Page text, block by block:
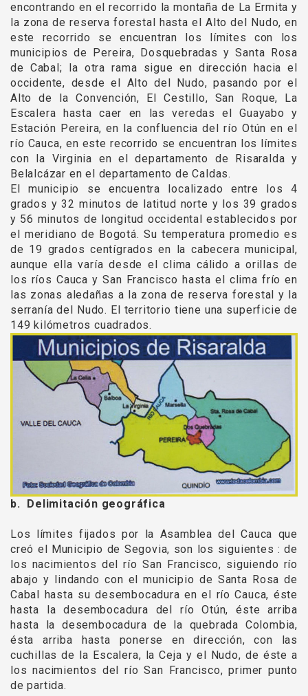
encontrando en el recorrido la montaña de La Ermita y
la zona de reserva forestal hasta el Alto del Nudo, en
este recorrido se encuentran los límites con los
municipios de Pereira, Dosquebradas y Santa Rosa
de Cabal; la otra rama sigue en dirección hacia el
occidente, desde el Alto del Nudo, pasando por el
Alto de la Convención, El Cestillo, San Roque, La
Escalera hasta caer en las veredas el Guayabo y
Estación Pereira, en la confluencia del río Otún en el
río Cauca, en este recorrido se encuentran los límites
con la Virginia en el departamento de Risaralda y
Belalcázar en el departamento de Caldas.
El municipio se encuentra localizado entre los 4
grados y 32 minutos de latitud norte y los 39 grados
y 56 minutos de longitud occidental establecidos por
el meridiano de Bogotá. Su temperatura promedio es
de 19 grados centígrados en la cabecera municipal,
aunque ella varía desde el clima cálido a orillas de
los ríos Cauca y San Francisco hasta el clima frío en
las zonas aledañas a la zona de reserva forestal y la
serranía del Nudo. El territorio tiene una superficie de
149 kilómetros cuadrados.
b. Delimitación geográfica
Los límites fijados por la Asamblea del Cauca que
creó el Municipio de Segovia, son los siguientes : de
los nacimientos del río San Francisco, siguiendo río
abajo y lindando con el municipio de Santa Rosa de
Cabal hasta su desembocadura en el río Cauca, éste
hasta la desembocadura del río Otún, éste arriba
hasta la desembocadura de la quebrada Colombia,
ésta arriba hasta ponerse en dirección, con las
cuchillas de la Escalera, la Ceja y el Nudo, de éste a
los nacimientos del río San Francisco, primer punto
de partida.